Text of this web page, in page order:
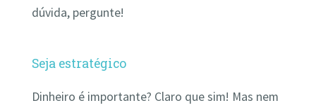
dúvida, pergunte!
Seja estratégico
Dinheiro é importante? Claro que sim! Mas nem